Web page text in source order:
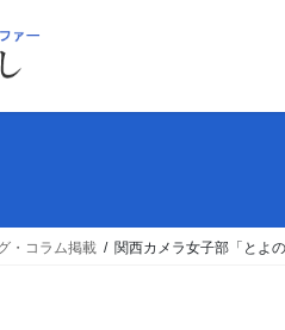
・コラム掲載 関西カメラ女子部「とよ